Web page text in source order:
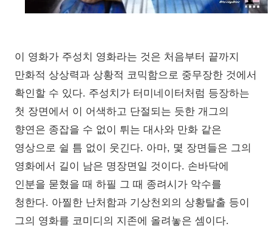
이 영화가 주성치 영화라는 것은 처음부터 끝까지
만화적 상상력과 상황적 코믹함으로 중무장한 것에서
확인할 수 있다. 주성치가 터미네이터처럼 등장하는
첫 장면에서 이 어색하고 단절되는 듯한 개그의
향연은 종잡을 수 없이 튀는 대사와 만화 같은
영상으로 쉴 틈 없이 웃긴다. 아마, 몇 장면들은 그의
영화에서 길이 남은 명장면일 것이다. 손바닥에
인분을 묻혔을 때 하필 그 때 종려시가 악수를
청한다. 아찔한 난처함과 기상천외의 상황탈출 등이
그의 영화를 코미디의 지존에 올려놓은 셈이다.